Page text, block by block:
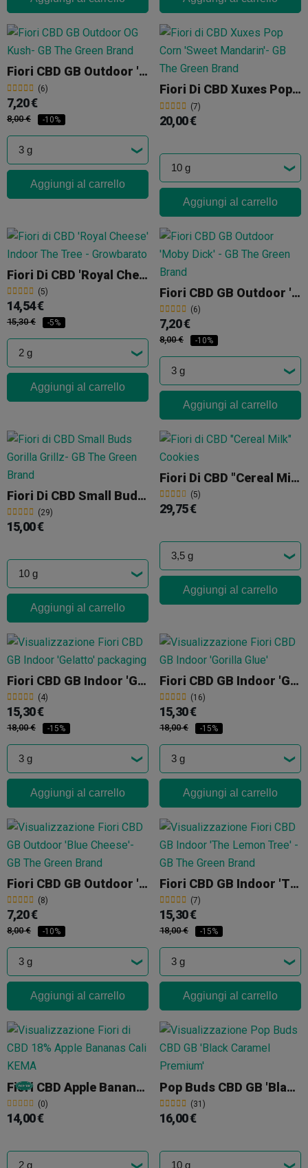
Fiori CBD GB Outdoor 'OG Kush'
(6)
7,20 €
8,00 € -10%
Aggiungi al carrello
Fiori Di CBD Xuxes Pop Corn 'Sweet Mandarin'
(7)
20,00 €
Aggiungi al carrello
Fiori Di CBD 'Royal Cheese' Indoor The Tree
(5)
14,54 €
15,30 € -5%
Aggiungi al carrello
Fiori CBD GB Outdoor 'Moby Dick'
(6)
7,20 €
8,00 € -10%
Aggiungi al carrello
Fiori Di CBD Small Buds Gorilla Grillz
(29)
15,00 €
Aggiungi al carrello
Fiori Di CBD "Cereal Milk" Cookies
(5)
29,75 €
Aggiungi al carrello
Fiori CBD GB Indoor 'Gelatto'
(4)
15,30 €
18,00 € -15%
Aggiungi al carrello
Fiori CBD GB Indoor 'Gorilla Glue'
(16)
15,30 €
18,00 € -15%
Aggiungi al carrello
Fiori CBD GB Outdoor 'Blue Cheese'
(8)
7,20 €
8,00 € -10%
Aggiungi al carrello
Fiori CBD GB Indoor 'The Lemon Tree'
(7)
15,30 €
18,00 € -15%
Aggiungi al carrello
Fiori CBD Apple Bananas Cali KEMA
(0)
14,00 €
Pop Buds CBD GB 'Black Caramel Premium'
(31)
16,00 €